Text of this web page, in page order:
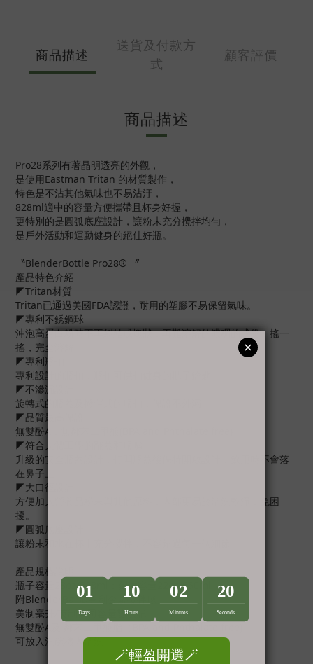
商品描述
送貨及付款方
式
顧客評價
商品描述
Pro28系列有著晶明透亮的外觀，
是使用Eastman Tritan 的材質製作，
特色是不沾其他氣味也不易沾汙，
828ml適中的容量方便攜帶且杯身好握，
更特別的是圓弧底座設計，讓粉末充分攪拌均勻，
是戶外活動和運動健身的絕佳好瓶。
〝BlenderBottle Pro28® 〞
產品特色介紹
◤Tritan材質
Tritan已通過美國FDA認證，耐用的塑膠不易保留氣味。
◤專利不銹鋼球
沖泡高蛋白粉時不再糾結成塊狀，再難溶解的濃稠的成份，搖一
搖，完全溶解。
◤專利瓶扣
專利設計的瓶扣，瓶扣可供扣健身的櫃子鑰匙。
◤不滲漏設計
旋轉式的瓶蓋及撥彈式的瓶扣，保證不外漏。
◤品質最高保證
無雙酚A，無鄰苯二甲酸(BPA and Phthalate free)。
◤符合人體工學的翻蓋和瓶嘴
升級的安全瓶蓋設計，打開瓶蓋後保持開啟設計，飲用時不會落
在鼻子上。
◤大口徑設計
方便加入營養品粉末與其他原料，內部更易於清洗乾淨，免困
擾。
◤圓弧底座設計
讓粉末和水在杯中充分攪拌，不容錯過每一個細節。
產品規格說明
瓶子容量28oz/828ml；刻度容量22oz/650ml。
附BlenderBall®專利金屬攪拌球。
美制毫升/英制盎司容量雙標記。
無雙酚A及 鄰苯二甲酸脂（BPA and Phthalate free)。
可放入洗碗機內清洗。